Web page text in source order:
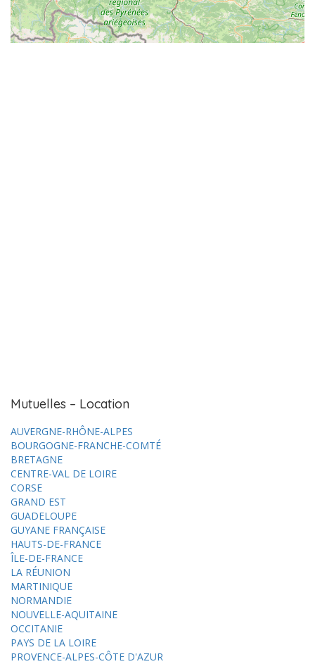
Mutuelles – Location
AUVERGNE-RHÔNE-ALPES
BOURGOGNE-FRANCHE-COMTÉ
BRETAGNE
CENTRE-VAL DE LOIRE
CORSE
GRAND EST
GUADELOUPE
GUYANE FRANÇAISE
HAUTS-DE-FRANCE
ÎLE-DE-FRANCE
LA RÉUNION
MARTINIQUE
NORMANDIE
NOUVELLE-AQUITAINE
OCCITANIE
PAYS DE LA LOIRE
PROVENCE-ALPES-CÔTE D'AZUR